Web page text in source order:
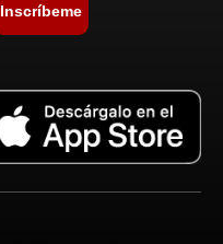
Inscríbeme